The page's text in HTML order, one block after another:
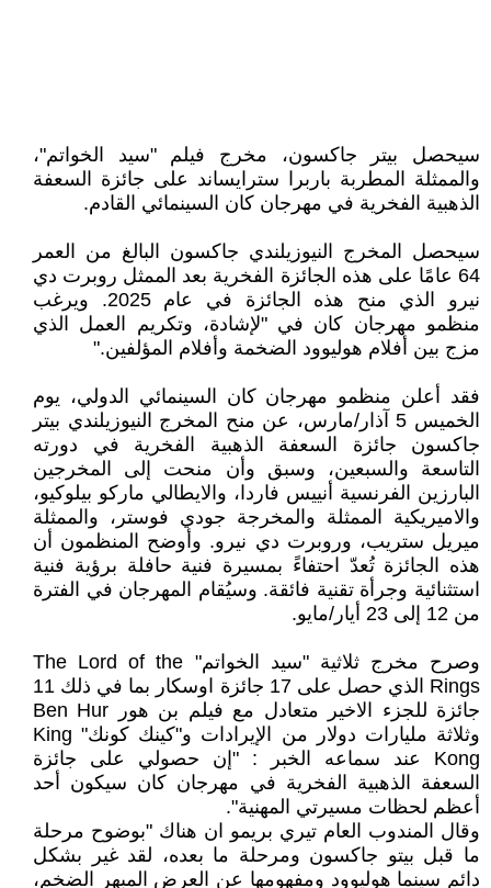
سيحصل بيتر جاكسون، مخرج فيلم "سيد الخواتم"،
والممثلة المطربة باربرا سترايساند على جائزة السعفة
الذهبية الفخرية في مهرجان كان السينمائي القادم.
سيحصل المخرج النيوزيلندي جاكسون البالغ من العمر
64 عامًا على هذه الجائزة الفخرية بعد الممثل روبرت دي
نيرو الذي منح هذه الجائزة في عام 2025. ويرغب
منظمو مهرجان كان في "لإشادة، وتكريم العمل الذي
مزج بين أفلام هوليوود الضخمة وأفلام المؤلفين."
فقد أعلن منظمو مهرجان كان السينمائي الدولي، يوم
الخميس 5 آذار/مارس، عن منح المخرج النيوزيلندي بيتر
جاكسون جائزة السعفة الذهبية الفخرية في دورته
التاسعة والسبعين، وسبق وأن منحت إلى المخرجين
البارزين الفرنسية أنييس فاردا، والايطالي ماركو بيلوكيو،
والاميريكية الممثلة والمخرجة جودي فوستر، والممثلة
ميريل ستريب، وروبرت دي نيرو. وأوضح المنظمون أن
هذه الجائزة تُعدّ احتفاءً بمسيرة فنية حافلة برؤية فنية
استثنائية وجرأة تقنية فائقة. وسيُقام المهرجان في الفترة
من 12 إلى 23 أيار/مايو.
وصرح مخرج ثلاثية "سيد الخواتم" The Lord of the
Rings الذي حصل على 17 جائزة اوسكار بما في ذلك 11
جائزة للجزء الاخير متعادل مع فيلم بن هور Ben Hur
وثلاثة مليارات دولار من الإيرادات و"كينك كونك" King
Kong عند سماعه الخبر : "إن حصولي على جائزة
السعفة الذهبية الفخرية في مهرجان كان سيكون أحد
أعظم لحظات مسيرتي المهنية".
وقال المندوب العام تيري بريمو ان هناك "بوضوح مرحلة
ما قبل بيتو جاكسون ومرحلة ما بعده، لقد غير بشكل
دائم سينما هوليوود ومفهومها عن العرض المبهر الضخم،